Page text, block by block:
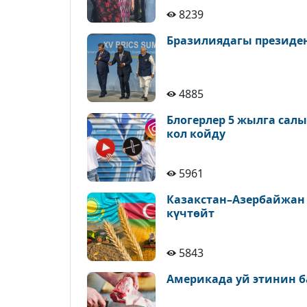
8239
Бразилиядагы
4885
Блогерлер 5 жылга
кол койду
5961
күчтөйт
5843
Америкада уй этинин